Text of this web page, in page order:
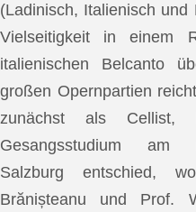
(Ladinisch, Italienisch
Vielseitigkeit in einem
italienischen Belcanto
großen Opernpartien
zunächst als
Gesangsstudium am
Salzburg entschied,
Brănișteanu und Prof.